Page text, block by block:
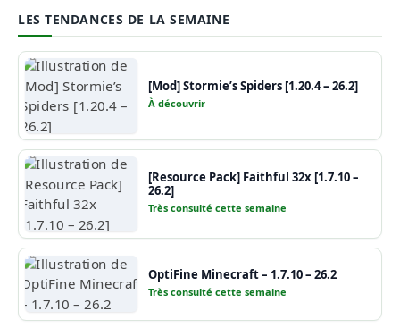
LES TENDANCES DE LA SEMAINE
[Mod] Stormie’s Spiders [1.20.4 – 26.2]
À découvrir
[Resource Pack] Faithful 32x [1.7.10 –
26.2]
Très consulté cette semaine
OptiFine Minecraft – 1.7.10 – 26.2
Très consulté cette semaine